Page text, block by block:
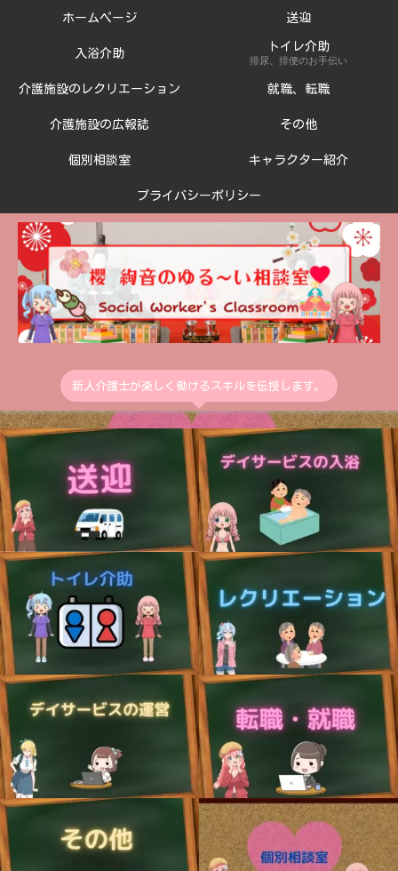
新人介護士が楽しく働けるスキルを伝授します。
ホームページ 送迎
入浴介助
トイレ介助
排尿、排便のお手伝い
介護施設のレクリエーション 就職、転職
介護施設の広報誌 その他
個別相談室 キャラクター紹介
プライバシーポリシー